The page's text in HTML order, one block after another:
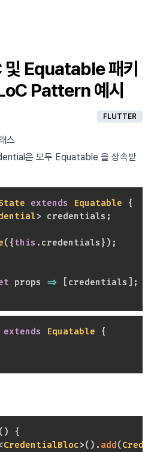
Equatable 패키
Pattern 예시
FLUTTER
스
은 모두 Equatable 을 상속받
extends Equatable
{
> credentials ;
( {this . credentials } ) ;
props => [ credentials ] ;
extends Equatable
{
( )
{
CredentialBloc>( ) . add(